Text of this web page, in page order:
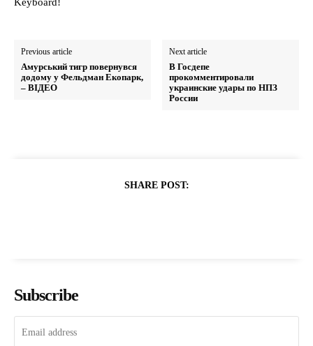
Previous article
Амурський тигр повернувся
додому у Фельдман Екопарк,
– ВІДЕО
Next article
В Госдепе
прокомментировали
украинские удары по НПЗ
России
SHARE POST:
Subscribe